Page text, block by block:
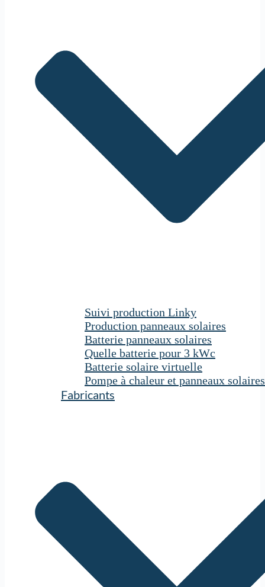
Suivi production Linky
Production panneaux solaires
Batterie panneaux solaires
Quelle batterie pour 3 kWc
Batterie solaire virtuelle
Pompe à chaleur et panneaux solaires
Fabricants